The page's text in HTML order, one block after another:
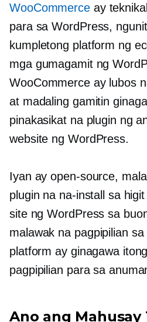
WooCommerceay
para sa WordPress,
kumpletong platform ng
mga gumagamit ng
WooCommerce ay lubos
at madaling gamitin
pinakasikat na plugin ng
website ng WordPress.
Iyan ayopen-source,
plugin na na-install sa
site ng WordPress sa
malawak na pagpipilian
platform ay ginagawa
pagpipilian para sa
Ano ang Mahusay